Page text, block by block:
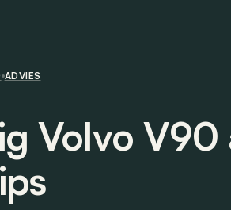
ADVIES
Volvo V90